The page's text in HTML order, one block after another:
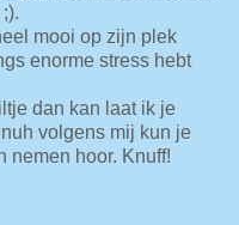
mooi op zijn plek
enorme stress hebt
dan kan laat ik je
volgens mij kun je
nemen hoor. Knuff!